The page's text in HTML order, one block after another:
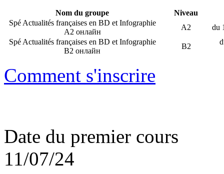
Nom du groupe
Niveau
Spé Actualités françaises en BD et Infographie
A2 онлайн
A2
du
Spé Actualités françaises en BD et Infographie
B2 онлайн
B2
Comment s'inscrire
Date du premier cours
11/07/24